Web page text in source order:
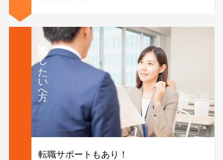
本業にしたい方へ
転職サポートもあり！